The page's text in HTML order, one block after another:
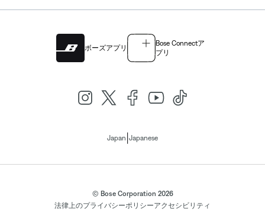
ボーズアプリ
Bose Connectア
プリ
Japan Japanese
© Bose Corporation 2026
法律上のプライバシーポリシーアクセシビリティ